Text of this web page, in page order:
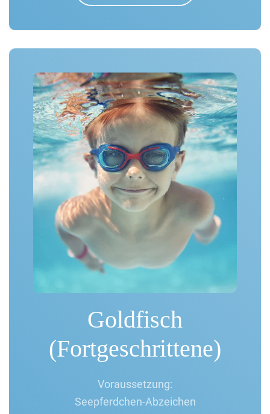
Goldfisch
(Fortgeschrittene)
Voraussetzung:
Seepferdchen-Abzeichen